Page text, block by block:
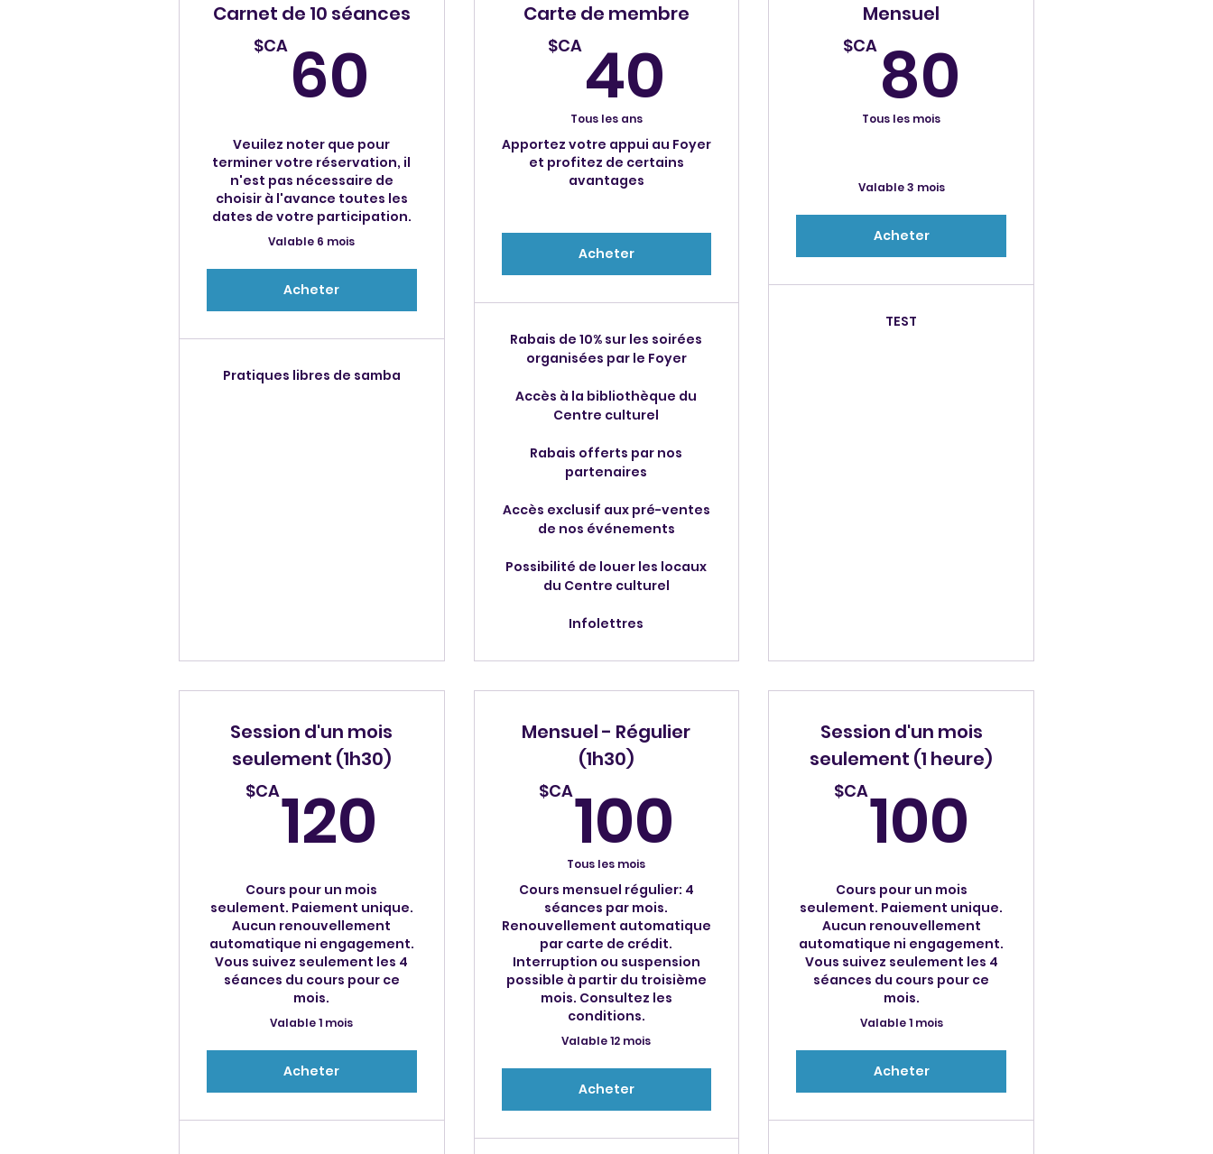
Carnet de 10 séances
$CA 60 60$CA
Veuilez noter que pour
terminer votre réservation, il
n'est pas nécessaire de
choisir à l'avance toutes les
dates de votre participation.
Valable 6 mois
Acheter
Pratiques libres de samba
Carte de membre
$CA 40 40$CA
Tous les ans
Apportez votre appui au Foyer
et profitez de certains
avantages
Acheter
Rabais de 10% sur les soirées
organisées par le Foyer
Accès à la bibliothèque du
Centre culturel
Rabais offerts par nos
partenaires
Accès exclusif aux pré-ventes
de nos événements
Possibilité de louer les locaux
du Centre culturel
Infolettres
Mensuel
$CA 80
Tous les mois
Valable 3 mois
Acheter
TEST
Session d'un mois
seulement (1h30)
$CA120 120$CA
Cours pour un mois
seulement. Paiement unique.
Aucun renouvellement
automatique ni engagement.
Vous suivez seulement les 4
séances du cours pour ce
mois.
Valable 1 mois
Acheter
Mensuel - Régulier
(1h30)
$CA100 100$CA
Tous les mois
Cours mensuel régulier: 4
séances par mois.
Renouvellement automatique
par carte de crédit.
Interruption ou suspension
possible à partir du troisième
mois. Consultez les
conditions.
Valable 12 mois
Acheter
Session d'un mois
seulement (1 heure)
$CA100
Cours pour un mois
seulement. Paiement unique.
Aucun renouvellement
automatique ni engagement.
Vous suivez seulement les 4
séances du cours pour ce
mois.
Valable 1 mois
Acheter